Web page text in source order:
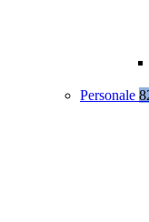
Personale